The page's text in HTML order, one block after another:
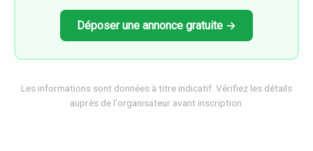
Déposer une annonce gratuite →
Les informations sont données à titre indicatif. Vérifiez les détails
auprès de l'organisateur avant inscription.